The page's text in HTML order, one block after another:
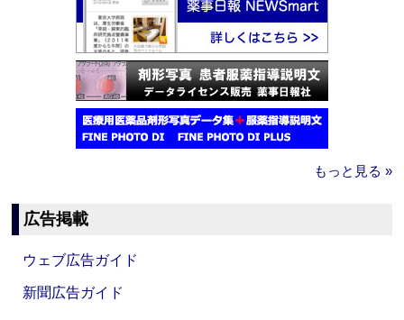
もっと見る »
広告掲載
ウェブ広告ガイド
新聞広告ガイド